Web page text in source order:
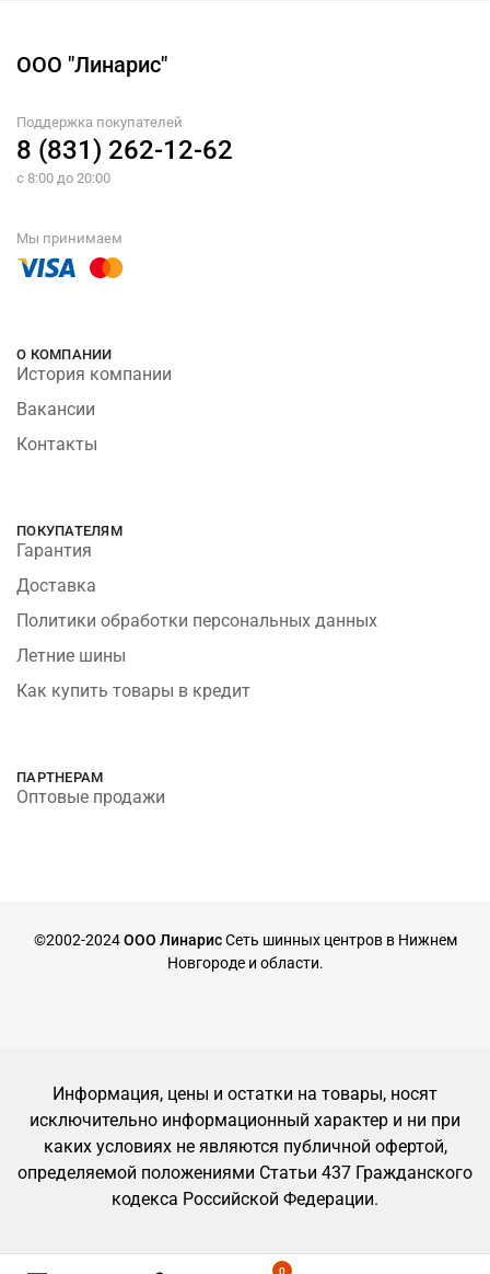
ООО "Линарис"
Поддержка покупателей
8 (831) 262-12-62
с 8:00 до 20:00
Мы принимаем
О КОМПАНИИ
История компании
Вакансии
Контакты
ПОКУПАТЕЛЯМ
Гарантия
Доставка
Политики обработки персональных данных
Летние шины
Как купить товары в кредит
ПАРТНЕРАМ
Оптовые продажи
©2002-2024ООО ЛинарисСеть шинных центров в Нижнем
Новгороде и области.
Информация, цены и остатки на товары, носят
исключительно информационный характер и ни при
каких условиях не являются публичной офертой,
определяемой положениями Статьи 437 Гражданского
кодекса Российской Федерации.
0